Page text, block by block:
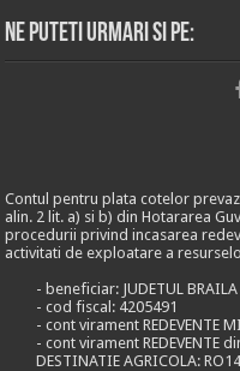
Ne puteti urmari si pe:
Contul pentru plata cotelor
alin. 2 lit. a) si b) din Hotararea
procedurii privind incasarea
activitati de exploatare a
- beneficiar: JUDETUL BRAILA
- cod fiscal: 4205491
- cont virament REDEVENTE
- cont virament REDEVENTE
DESTINATIE AGRICOLA: